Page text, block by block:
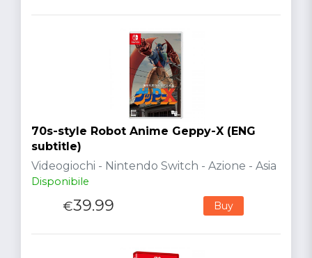
70s-style Robot Anime Geppy-X (ENG
subtitle)
Videogiochi - Nintendo Switch - Azione - Asia
Disponibile
€39.99 Buy